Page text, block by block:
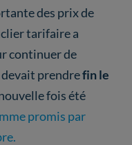
des prix de
tarifaire a
continuer de
prendrefin le
fois été
promis par